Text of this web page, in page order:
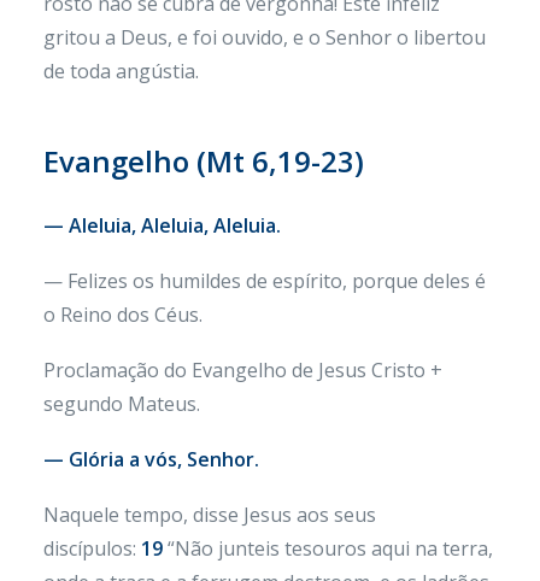
gritou a Deus, e foi ouvido, e o Senhor o libertou
de toda angústia.
Evangelho (Mt 6,19-23)
— Aleluia, Aleluia, Aleluia.
— Felizes os humildes de espírito, porque deles é
o Reino dos Céus.
Proclamação do Evangelho de Jesus Cristo +
segundo Mateus.
— Glória a vós, Senhor.
Naquele tempo, disse Jesus aos seus
discípulos: 19“Não junteis tesouros aqui na terra,